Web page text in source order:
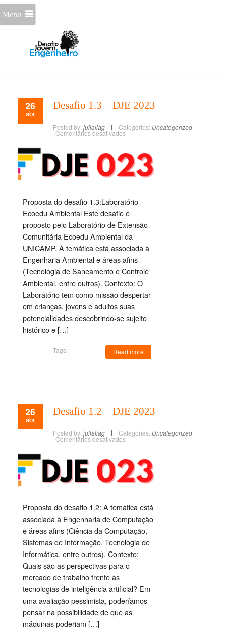
Menu
26
abr
Desafio 1.3 – DJE 2023
Posted by: julialiag Categories: Uncategorized
Comentários desativados
Proposta do desafio 1.3:Laboratório
Ecoedu Ambiental Este desafio é
proposto pelo Laboratório de Extensão
Comunitária Ecoedu Ambiental da
UNICAMP. A temática está associada à
Engenharia Ambiental e áreas afins
(Tecnologia de Saneamento e Controle
Ambiental, entre outros). Contexto: O
Laboratório tem como missão despertar
em crianças, jovens e adultos suas
potencialidades descobrindo-se sujeito
histórico e […]
Read more
Tags:
26
abr
Desafio 1.2 – DJE 2023
Posted by: julialiag Categories: Uncategorized
Comentários desativados
Proposta do desafio 1.2: A temática está
associada à Engenharia de Computação
e áreas afins (Ciência da Computação,
Sistemas de Informação, Tecnologia de
Informática, entre outros). Contexto:
Quais são as perspectivas para o
mercado de trabalho frente às
tecnologias de inteligência artificial? Em
uma avaliação pessimista, poderíamos
pensar na possibilidade de que as
máquinas poderiam […]